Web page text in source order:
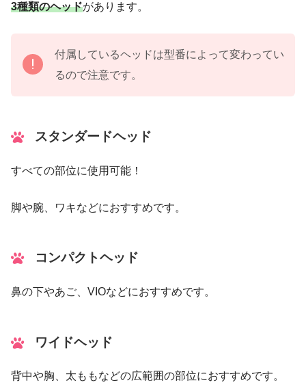
3種類のヘッドがあります。
付属しているヘッドは型番によって変わってい
るので注意です。
スタンダードヘッド
すべての部位に使用可能！
脚や腕、ワキなどにおすすめです。
コンパクトヘッド
鼻の下やあご、VIOなどにおすすめです。
ワイドヘッド
背中や胸、太ももなどの広範囲の部位におすすめです。